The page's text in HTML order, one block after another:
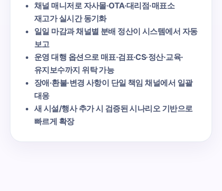
채널 매니저로 자사몰·OTA·대리점·매표소
재고가 실시간 동기화
일일 마감과 채널별 분배 정산이 시스템에서 자동
보고
운영 대행 옵션으로 매표·검표·CS·정산·교육·
유지보수까지 위탁 가능
장애·환불·변경 사항이 단일 책임 채널에서 일괄
대응
새 시설/행사 추가 시 검증된 시나리오 기반으로
빠르게 확장